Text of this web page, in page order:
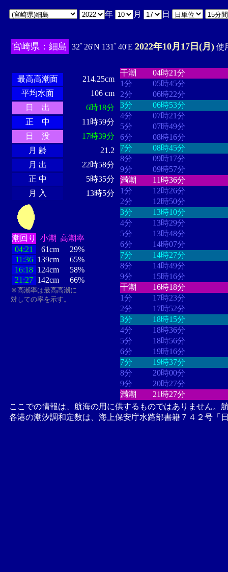
年 月 日
宮崎県：細島 32ﾟ26'N 131ﾟ40'E 2022年10月17日(月) 使
最高高潮面
214.25cm
平均水面
106 cm
日 出
6時18分
正 中
11時59分
日 没
17時39分
月 齢
21.2
月 出
22時58分
正 中
5時35分
月 入
13時5分
潮回り 小潮 高潮率
04:21
61cm
29%
11:36 139cm
65%
16:18 124cm
58%
21:27 142cm 66%
※高潮率は最高高潮に
対しての率を示す。
干潮
04時21分
1分
05時45分
2分
06時22分
3分
06時53分
4分
07時21分
5分
07時49分
6分
08時16分
7分
08時45分
8分
09時17分
9分
09時57分
満潮
11時36分
1分
12時26分
2分
12時50分
3分
13時10分
4分
13時29分
5分
13時48分
6分
14時07分
7分
14時27分
8分
14時49分
9分
15時16分
干潮
16時18分
1分
17時23分
2分
17時52分
3分
18時15分
4分
18時36分
5分
18時56分
6分
19時16分
7分
19時37分
8分
20時00分
9分
20時27分
満潮
21時27分
ここでの情報は、航海の用に供するものではありません。
各港の潮汐調和定数は、海上保安庁水路部書籍７４２号「